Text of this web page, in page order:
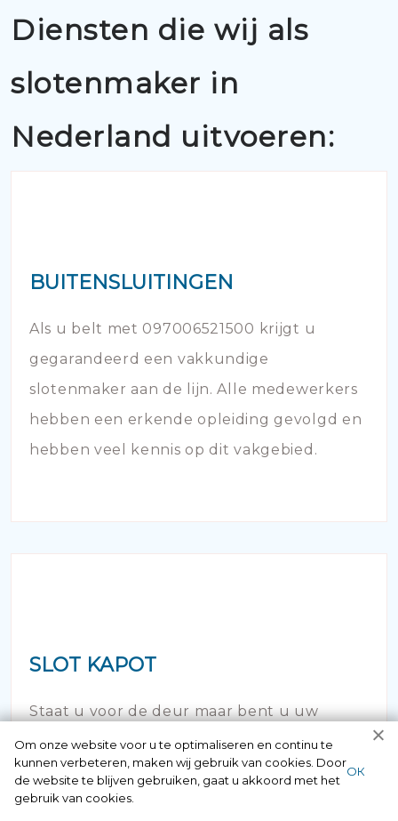
Diensten die wij als
slotenmaker in
Nederland uitvoeren:
BUITENSLUITINGEN
Als u belt met 097006521500 krijgt u
gegarandeerd een vakkundige
slotenmaker aan de lijn. Alle medewerkers
hebben een erkende opleiding gevolgd en
hebben veel kennis op dit vakgebied.
SLOT KAPOT
Staat u voor de deur maar bent u uw
sleutel vergeten of verloren? Geen paniek
maar bel ons! Binnen no time opent onze
slotenspecialist de deur en kunt u weer uw
Om onze website voor u te optimaliseren en continu te
kunnen verbeteren, maken wij gebruik van cookies. Door
de website te blijven gebruiken, gaat u akkoord met het
gebruik van cookies.
ОК